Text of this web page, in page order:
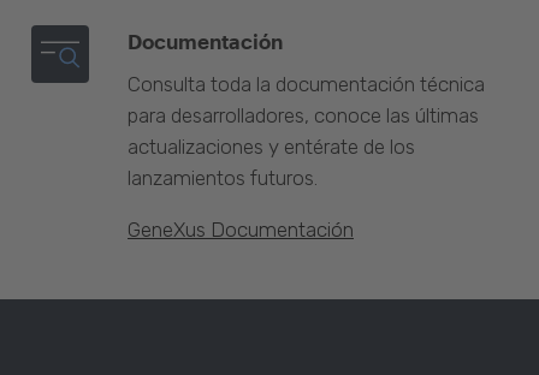
Documentación
Consulta toda la documentación técnica
para desarrolladores, conoce las últimas
actualizaciones y entérate de los
lanzamientos futuros.
GeneXus Documentación